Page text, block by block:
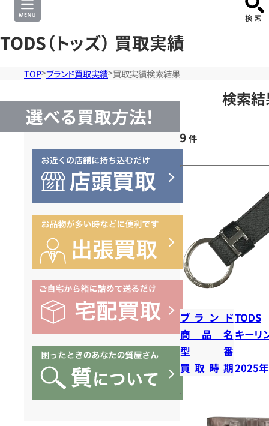
TODS（トッズ） 買取実績
TOP ブランド買取実績 買取実績検索結果
選べる買取方法!
検索
9 件
ブランドTODS
商品名 キーリ
型番
買取時期2025